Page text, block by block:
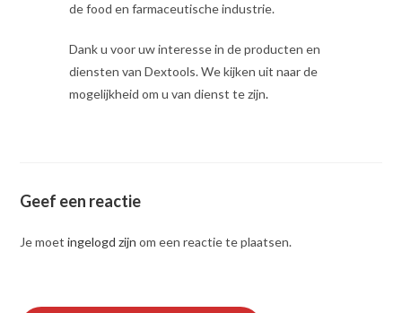
de food en farmaceutische industrie.
Dank u voor uw interesse in de producten en
diensten van Dextools. We kijken uit naar de
mogelijkheid om u van dienst te zijn.
Geef een reactie
Je moetingelogd zijn om een reactie te plaatsen.